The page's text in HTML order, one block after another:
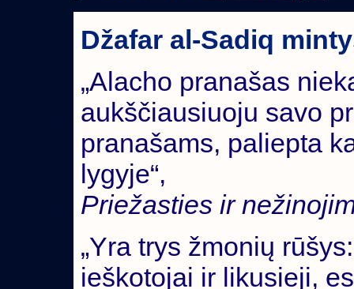
Džafar al-Sadiq
„Alacho pranašas
aukščiausiuoju savo
pranašams, paliepta
lygyje“,
Priežasties ir
„Yra trys žmonių
ieškotojai ir likusieji,